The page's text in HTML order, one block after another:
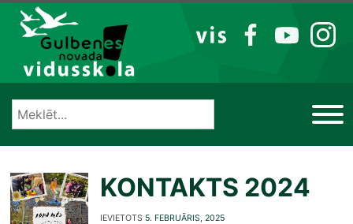
Izlaist
VIS
FB YT IG
KONTAKTS 2024
IEVIETOTS 5. FEBRUĀRIS, 2025